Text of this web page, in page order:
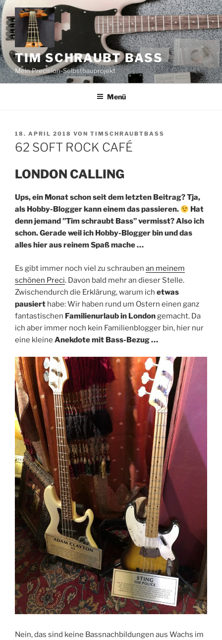
Zum
Inhalt
springen
TIM SCHRAUBT BASS
Mein Precision-Selbstbauprojekt
Menü
VERÖFFENTLICHT
AM
18. APRIL 2018 VON TIMSCHRAUBTBASS
62 SOFT ROCK CAFÉ
LONDON CALLING
Ups, ein Monat schon seit dem letzten Beitrag? Tja,
als Hobby-Blogger kann einem das passieren.
Hat
denn jemand ”Tim schraubt Bass” vermisst? Also ich
schon. Gerade weil ich Hobby-Blogger bin und das
alles hier aus reinem Spaß mache …
Es gibt immer noch viel zu schrauben an meinem
schönen Preci. Davon bald mehr an dieser Stelle.
Zwischendurch die Erklärung, warum ich etwas
pausiert habe: Wir haben rund um Ostern einen ganz
fantastischen Familienurlaub in Londongemacht. Da
ich aber immer noch kein Familienblogger bin, hier nur
eine kleine Anekdote mit Bass-Bezug …
Nein, das sind keine Bassnachbildungen aus Wachs im